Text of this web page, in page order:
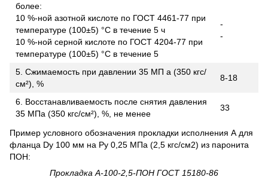
более:
10 %-ной азотной кислоте по ГОСТ 4461-77 при
температуре (100±5) °С в течение 5 ч
10 %-ной серной кислоте по ГОСТ 4204-77 при
температуре (100±5) °С в течение 5
-
-
5. Сжимаемость при давлении 35 МП а (350 кгс/
см²), %
8-18
6. Восстанавливаемость после снятия давления
35 МПа (350 кгс/см²), %, не менее
33
Пример условного обозначения прокладки ис­полнения А для
фланца Dу 100 мм на Ру 0,25 МПа (2,5 кгс/см2) из паронита
ПОН:
Прокладка А-100-2,5-ПОН ГОСТ 15180-86